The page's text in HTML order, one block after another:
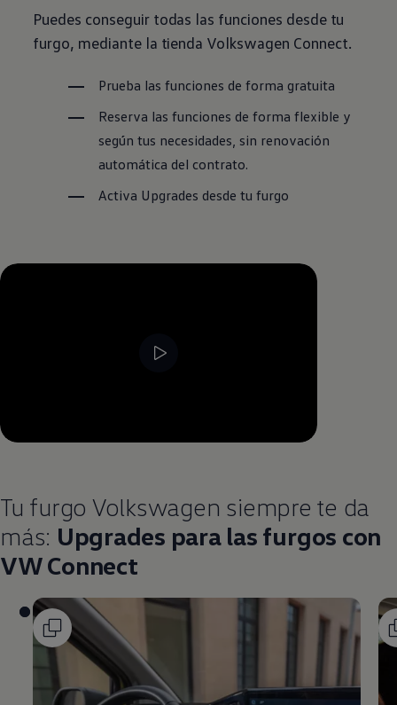
Puedes conseguir todas las funciones desde tu
furgo, mediante la tienda Volkswagen Connect.
Prueba las funciones de forma gratuita
Reserva las funciones de forma flexible y
según tus necesidades, sin renovación
automática del contrato.
Activa Upgrades desde tu furgo
Remaining time, --:--
Tu furgo Volkswagen siempre te da
más: Upgrades para las furgos con
VW Connect